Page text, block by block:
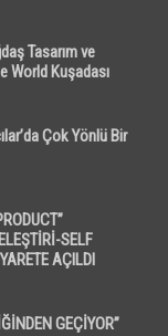
Tasarım ve
World Kuşadası
Çok Yönlü Bir
SELF
AÇILDI
GEÇİYOR”